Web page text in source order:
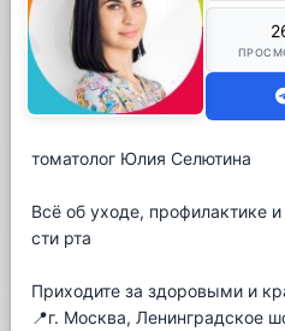
томатолог Юлия Селютина
Всё об уходе, профилактике
сти рта
Приходите за здоровыми и
📍г. Москва, Ленинградское